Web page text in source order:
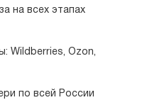
на всех этапах
Wildberries, Ozon,
по всей России